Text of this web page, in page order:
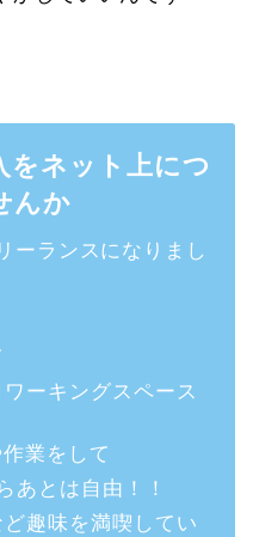
をネット上につ
んか
ーランスになりまし
ーキングスペース
業をして
あとは自由！！
趣味を満喫してい